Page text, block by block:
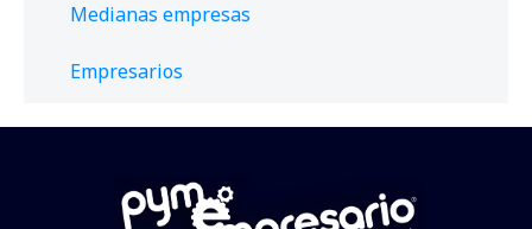
Medianas empresas
Empresarios